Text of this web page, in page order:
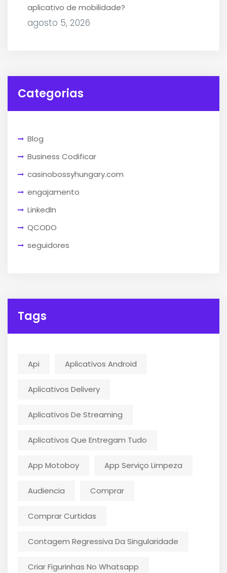
aplicativo de mobilidade?
agosto 5, 2026
Categorias
Blog
Business Codificar
casinobossyhungary.com
engajamento
LinkedIn
QCODO
seguidores
Tags
Api Aplicativos Android
Aplicativos Delivery
Aplicativos De Streaming
Aplicativos Que Entregam Tudo
App Motoboy App Serviço Limpeza
Audiencia Comprar
Comprar Curtidas
Contagem Regressiva Da Singularidade
Criar Figurinhas No Whatsapp